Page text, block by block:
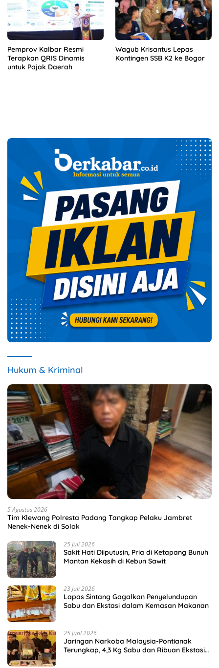
Pemprov Kalbar Resmi
Terapkan QRIS Dinamis
untuk Pajak Daerah
Wagub Krisantus Lepas
Kontingen SSB K2 ke Bogor
Hukum & Kriminal
5 Agustus 2026
Tim Klewang Polresta Padang Tangkap Pelaku Jambret
Nenek-Nenek di Solok
25 Juli 2026
Sakit Hati Diiputusin, Pria di Ketapang Bunuh
Mantan Kekasih di Kebun Sawit
23 Juli 2026
Lapas Sintang Gagalkan Penyelundupan
Sabu dan Ekstasi dalam Kemasan Makanan
25 Juni 2026
Jaringan Narkoba Malaysia-Pontianak
Terungkap, 4,3 Kg Sabu dan Ribuan Ekstasi